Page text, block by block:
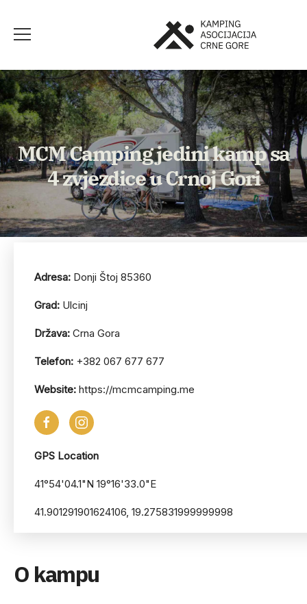
MCM Camping jedini kamp sa
4 zvjezdice u Crnoj Gori
Adresa: Donji Štoj 85360
Grad: Ulcinj
Država: Crna Gora
Telefon: +382 067 677 677
Website: https://mcmcamping.me
GPS Location
41°54'04.1"N 19°16'33.0"E
41.901291901624106, 19.275831999999998
O kampu